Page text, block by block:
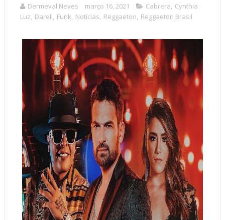
Dermeval Neves março 16, 2021 Cabrera, Cynthia
Luz, Darell, Funk, Notícias, Reggaeton, Reggaeton Brasil